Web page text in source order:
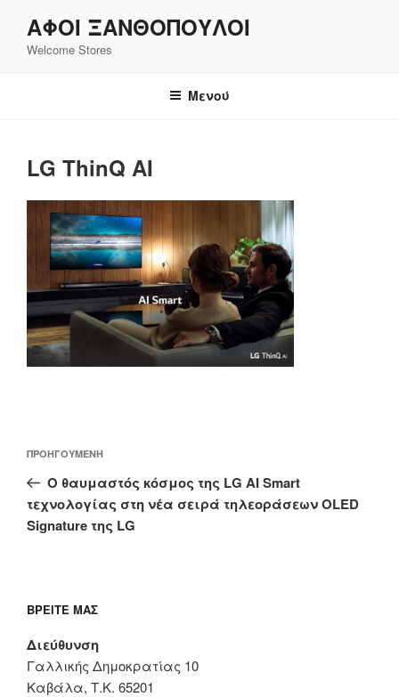
περιεχόμενο
ΑΦΟΙ ΞΑΝΘΌΠΟΥΛΟΙ
Welcome Stores
Μενού
LG ThinQ AI
άρθρων
Προηγούμενο
άρθρο
ΠΡΟΗΓΟΎΜΕΝΗ
Ο θαυμαστός κόσμος της LG AI Smart
τεχνολογίας στη νέα σειρά τηλεοράσεων OLED
Signature της LG
ΒΡΕΊΤΕ ΜΑΣ
Διεύθυνση
Γαλλικής Δημοκρατίας 10
Καβάλα, Τ.Κ. 65201